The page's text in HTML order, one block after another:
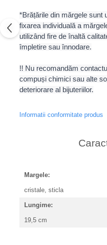
*Brățările din mărgele sunt
fixarea individuală a
utilizând fire de înaltă
împletire sau înnodare.
!! Nu recomandăm
compuși chimici sau alte
deteriorare al bijuteriilor.
Informatii conformitate produs
Margele:
cristale, sticla
Lungime:
19,5 cm